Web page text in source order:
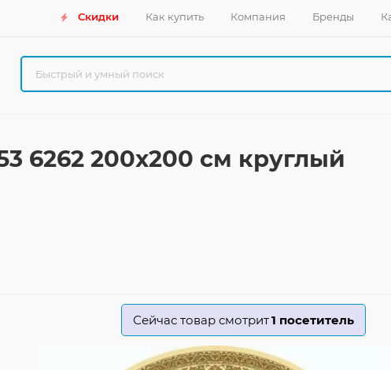
Скидки Как купить Компания Бренды
6262 200x200 см круглый
Сейчас товар смотрит1 посетитель